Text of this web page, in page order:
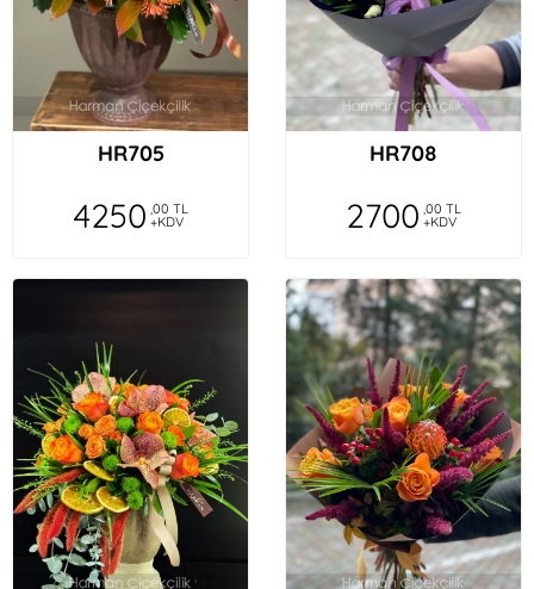
HR705
4250 ,00 TL
+KDV
HR708
2700 ,00 TL
+KDV